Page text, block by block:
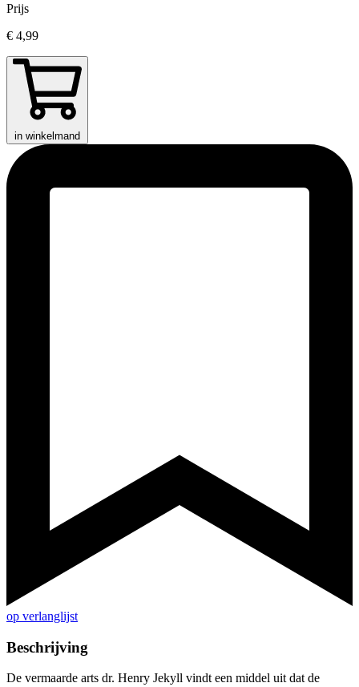
Prijs
€ 4,99
in winkelmand
op verlanglijst
Beschrijving
De vermaarde arts dr. Henry Jekyll vindt een middel uit dat de